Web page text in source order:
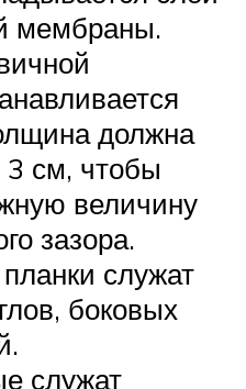
мембраны.
должна
см, чтобы
величину
зазора.
служат
боковых
служат